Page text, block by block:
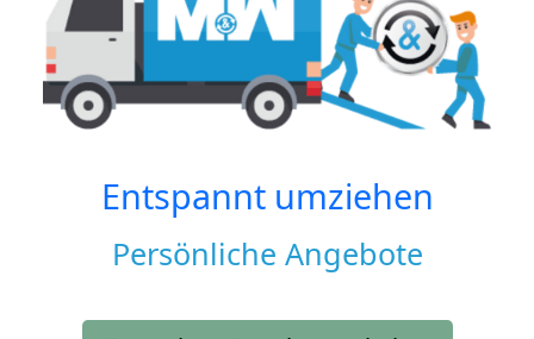
Entspannt umziehen
Persönliche Angebote